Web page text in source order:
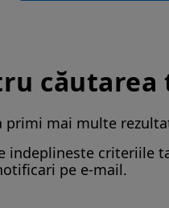
căutarea
primi mai multe
indeplineste criteriile
pe e-mail.